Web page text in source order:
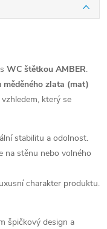
WC štětkou AMBER.
měděného zlata (mat)
který se
stabilitu a odolnost.
na stěnu nebo volného
charakter produktu.
špičkový design a